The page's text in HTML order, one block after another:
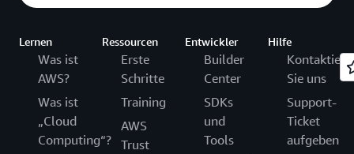
Lernen
Was ist
AWS?
Was ist
„Cloud
Computing“?
Ressourcen
Erste
Schritte
Training
AWS
Trust
Entwickler
Builder
Center
SDKs
und
Tools
Hilfe
Sie uns
Support-
Ticket
aufgeben